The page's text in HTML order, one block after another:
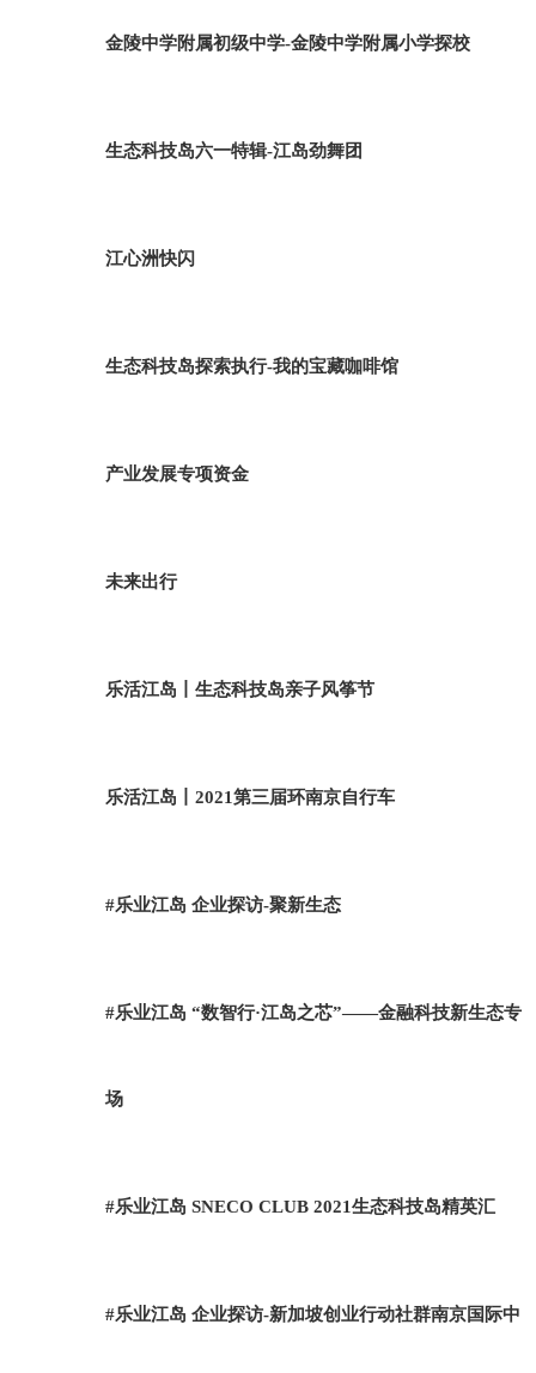
金陵中学附属初级中学-金陵中学附属小学探校
生态科技岛六一特辑-江岛劲舞团
江心洲快闪
生态科技岛探索执行-我的宝藏咖啡馆
产业发展专项资金
未来出行
乐活江岛丨生态科技岛亲子风筝节
乐活江岛丨2021第三届环南京自行车
#乐业江岛 企业探访-聚新生态
#乐业江岛 “数智行·江岛之芯”——金融科技新生态专
场
#乐业江岛 SNECO CLUB 2021生态科技岛精英汇
#乐业江岛 企业探访-新加坡创业行动社群南京国际中